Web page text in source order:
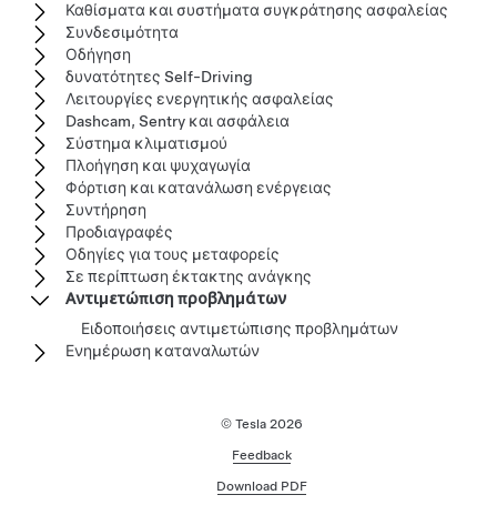
Καθίσματα και συστήματα συγκράτησης ασφαλείας
Συνδεσιμότητα
Οδήγηση
δυνατότητες Self-Driving
Λειτουργίες ενεργητικής ασφαλείας
Dashcam, Sentry και ασφάλεια
Σύστημα κλιματισμού
Πλοήγηση και ψυχαγωγία
Φόρτιση και κατανάλωση ενέργειας
Συντήρηση
Προδιαγραφές
Οδηγίες για τους μεταφορείς
Σε περίπτωση έκτακτης ανάγκης
Αντιμετώπιση προβλημάτων
Ειδοποιήσεις αντιμετώπισης προβλημάτων
Ενημέρωση καταναλωτών
© Tesla 2026
Feedback
Download PDF